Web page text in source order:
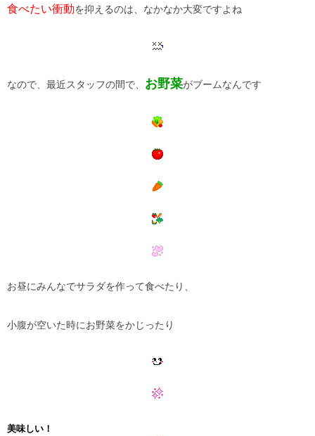
食べたい衝動を抑えるのは、なかなか大変ですよね
なので、最近スタッフの間で、 お野菜がブームなんです
お昼にみんなでサラダを作って食べたり、
小腹が空いた時にお野菜をかじったり
美味しい！